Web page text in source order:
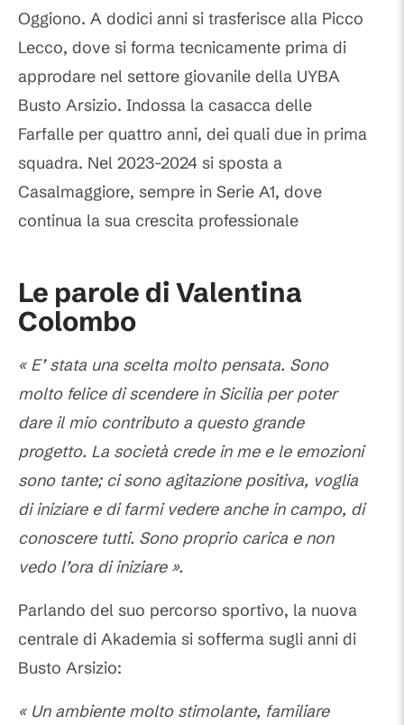
Oggiono. A dodici anni si trasferisce alla Picco
Lecco, dove si forma tecnicamente prima di
approdare nel settore giovanile della UYBA
Busto Arsizio. Indossa la casacca delle
Farfalle per quattro anni, dei quali due in prima
squadra. Nel 2023-2024 si sposta a
Casalmaggiore, sempre in Serie A1, dove
continua la sua crescita professionale
Le parole di Valentina
Colombo
« E’ stata una scelta molto pensata. Sono
molto felice di scendere in Sicilia per poter
dare il mio contributo a questo grande
progetto. La società crede in me e le emozioni
sono tante; ci sono agitazione positiva, voglia
di iniziare e di farmi vedere anche in campo, di
conoscere tutti. Sono proprio carica e non
vedo l’ora di iniziare ».
Parlando del suo percorso sportivo, la nuova
centrale di Akademia si sofferma sugli anni di
Busto Arsizio:
« Un ambiente molto stimolante, familiare